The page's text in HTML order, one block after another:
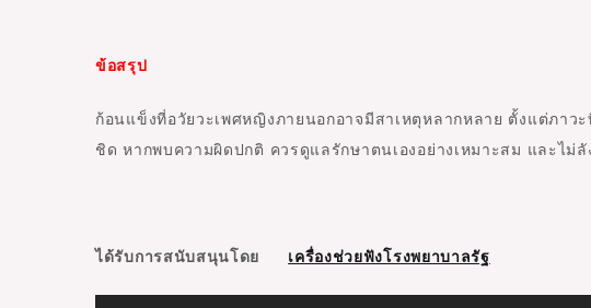
ข้อสรุป
ก้อนแข็งที่อวัยวะเพศหญิงภายนอกอาจมีสาเหตุหลากหลาย ตั้งแต่ภา
ชิด หากพบความผิดปกติ ควรดูแลรักษาตนเองอย่างเหมาะสม และไม่
ได้รับการสนับสนุนโดย เครื่องช่วยฟังโรงพยาบาลรัฐ